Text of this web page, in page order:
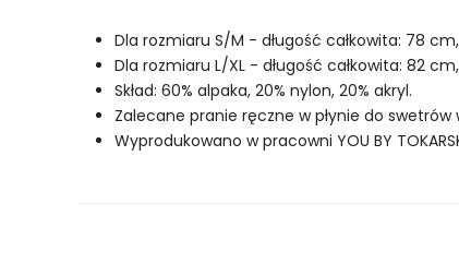
Dla rozmiaru S/M - długość całkowita: 78
Dla rozmiaru L/XL - długość całkowita: 82
Skład: 60% alpaka, 20% nylon, 20% akryl.
Zalecane pranie ręczne w płynie do
Wyprodukowano w pracowni YOU BY